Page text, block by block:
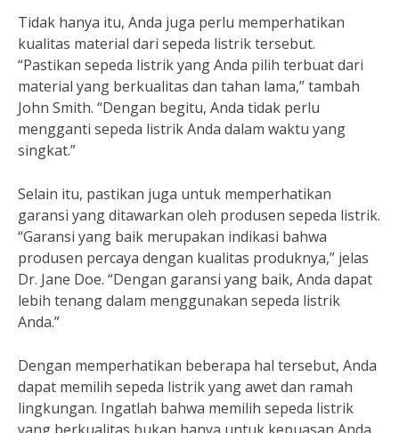
Tidak hanya itu, Anda juga perlu memperhatikan
kualitas material dari sepeda listrik tersebut.
“Pastikan sepeda listrik yang Anda pilih terbuat dari
material yang berkualitas dan tahan lama,” tambah
John Smith. “Dengan begitu, Anda tidak perlu
mengganti sepeda listrik Anda dalam waktu yang
singkat.”
Selain itu, pastikan juga untuk memperhatikan
garansi yang ditawarkan oleh produsen sepeda listrik.
“Garansi yang baik merupakan indikasi bahwa
produsen percaya dengan kualitas produknya,” jelas
Dr. Jane Doe. “Dengan garansi yang baik, Anda dapat
lebih tenang dalam menggunakan sepeda listrik
Anda.”
Dengan memperhatikan beberapa hal tersebut, Anda
dapat memilih sepeda listrik yang awet dan ramah
lingkungan. Ingatlah bahwa memilih sepeda listrik